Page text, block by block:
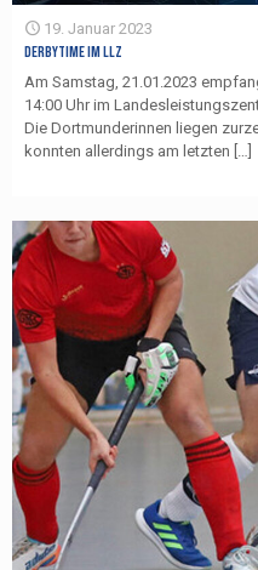
19. Januar 2023
Derbytime im LLZ
Am Samstag, 21.01.2023
14:00 Uhr im
Die Dortmunderinnen liegen
konnten allerdings am letzten […]